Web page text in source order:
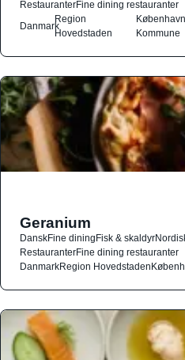
RestauranterFine dining restauranter
Danmark
Region
Hovedstaden
Kommune
Geranium
DanskFine diningFisk & skaldyr
RestauranterFine dining restauranter
DanmarkRegion Hovedstaden